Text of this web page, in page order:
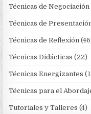
Técnicas de Negociación
Técnicas de
Técnicas de Reflexión
Técnicas Didácticas (22)
Técnicas Energizantes
Técnicas para el
Tutoriales y Talleres (4)